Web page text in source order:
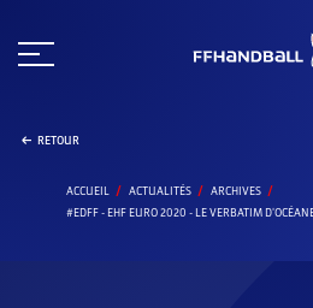
au
RETOUR
ACCUEIL ACTUALITÉS
ARCHIVES
#EDFF - EHF EURO 2020 - LE VERBATIM